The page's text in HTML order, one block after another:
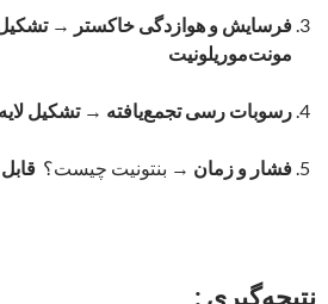
فرسایش و هوازدگی خاکستر →
مونت‌موریلونیت
رسوبات رسی تجمع‌یافته →تشکیل
فشار و زمان → بنتونیت چیست؟
نتیجه‌گیری :